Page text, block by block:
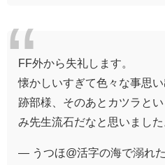
FF外から失礼します。
懐かしいすぎて色々な事思い
跡部様、そのあとカツラと
み先生流石だなと思いました
— うつほ@活字の海で溺れ